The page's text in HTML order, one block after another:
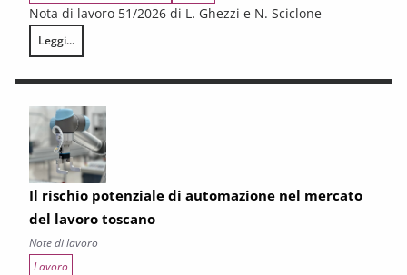
Nota di lavoro 51/2026 di L. Ghezzi e N. Sciclone
Leggi...
La questione industriale in Toscana: uno schema interpretativo
Il rischio potenziale di automazione nel mercato
del lavoro toscano
Note di lavoro
Lavoro